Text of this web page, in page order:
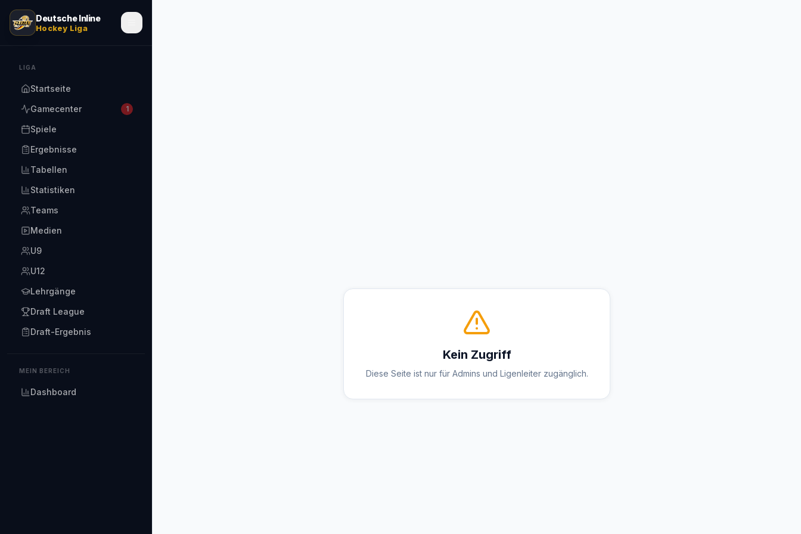
Deutsche Inline
Hockey Liga
LIGA
Startseite
Gamecenter
1
Spiele
Ergebnisse
Tabellen
Statistiken
Teams
Medien
U9
U12
Lehrgänge
Draft League
Draft-Ergebnis
MEIN BEREICH
Dashboard
Kein Zugriff
Diese Seite ist nur für Admins und Ligenleiter zugänglich.